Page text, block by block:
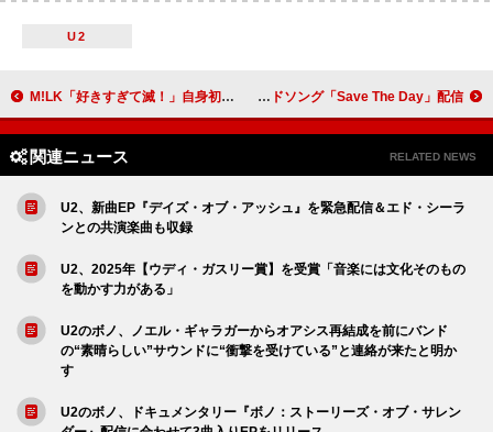
U2
M!LK「好きすぎて滅！」自身初のストリーミング累計1億回突破（2/25修正） シザ、映画『私がビーバーになる時』エンドソング「Save The Day」配信
関連ニュース RELATED NEWS
U2、新曲EP『デイズ・オブ・アッシュ』を緊急配信＆エド・シーラ
ンとの共演楽曲も収録
U2、2025年【ウディ・ガスリー賞】を受賞「音楽には文化そのもの
を動かす力がある」
U2のボノ、ノエル・ギャラガーからオアシス再結成を前にバンド
の“素晴らしい”サウンドに“衝撃を受けている”と連絡が来たと明か
す
U2のボノ、ドキュメンタリー『ボノ：ストーリーズ・オブ・サレン